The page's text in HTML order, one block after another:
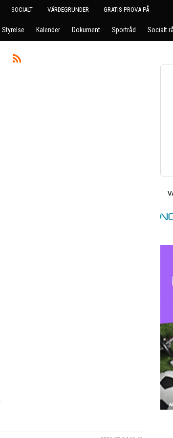
SOCIALT VÄRDEGRUNDER GRATIS PROVA-PÅ
Styrelse Kalender Dokument Sportråd Socialt